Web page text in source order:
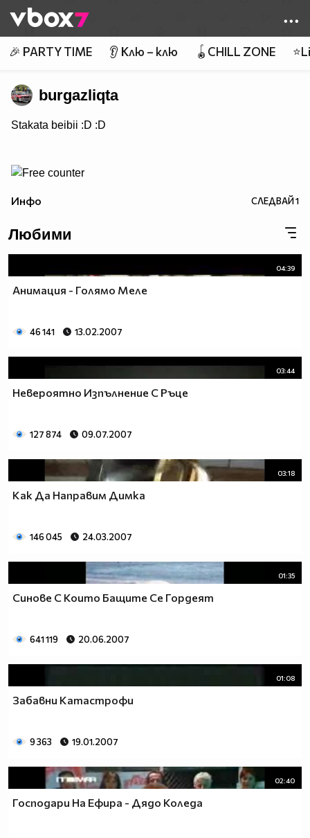
👾
🎉 PARTY TIME 👂 Клю – клю 🪀CHILL ZONE
burgazliqta
Stakata beibii :D :D
Инфо СЛЕДВАЙ1
Любими
04:39
Анимация - Голямо Меле
46 141 13.02.2007
03:44
Невероятно Изпълнение С Ръце
127 874 09.07.2007
03:18
Как Да Направим Димка
146 045 24.03.2007
01:35
Синове С Които Бащите Се Гордеят
641 119 20.06.2007
01:08
Забавни Катастрофи
9 363 19.01.2007
02:40
Господари На Ефира - Дядо Коледа